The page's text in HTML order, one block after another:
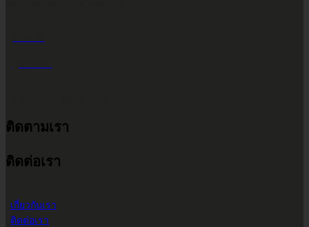
9.00 น. - 17.30 น.
ติดตามเรา
ติดต่อเรา
เกี่ยวกับเรา
ติดต่อเรา